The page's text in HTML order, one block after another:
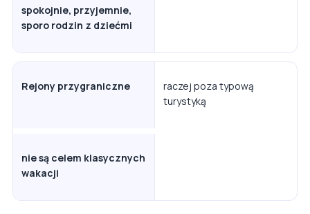
spokojnie, przyjemnie,
sporo rodzin z dziećmi
Rejony przygraniczne
raczej poza typową
turystyką
nie są celem klasycznych
wakacji